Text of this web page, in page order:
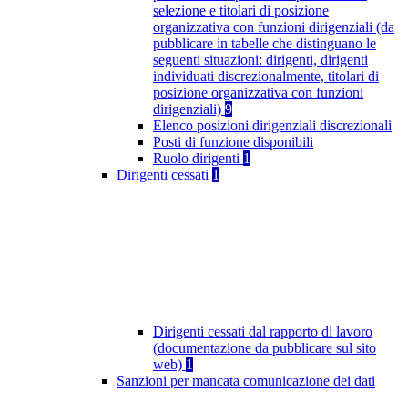
selezione e titolari di posizione
organizzativa con funzioni dirigenziali (da
pubblicare in tabelle che distinguano le
seguenti situazioni: dirigenti, dirigenti
individuati discrezionalmente, titolari di
posizione organizzativa con funzioni
dirigenziali) 9
Elenco posizioni dirigenziali discrezionali
Posti di funzione disponibili
Ruolo dirigenti 1
Dirigenti cessati 1
Dirigenti cessati dal rapporto di lavoro
(documentazione da pubblicare sul sito
web) 1
Sanzioni per mancata comunicazione dei dati